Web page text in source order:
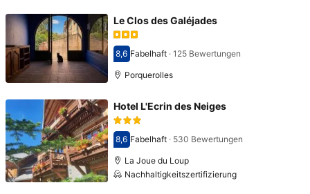
Le Clos des Galéjades
Bewertet mit 8,6
8,6 Fabelhaft· 125 Bewertungen
Porquerolles
Hotel L'Ecrin des Neiges
Bewertet mit 8,6
8,6 Fabelhaft· 530 Bewertungen
La Joue du Loup
Nachhaltigkeitszertifizierung